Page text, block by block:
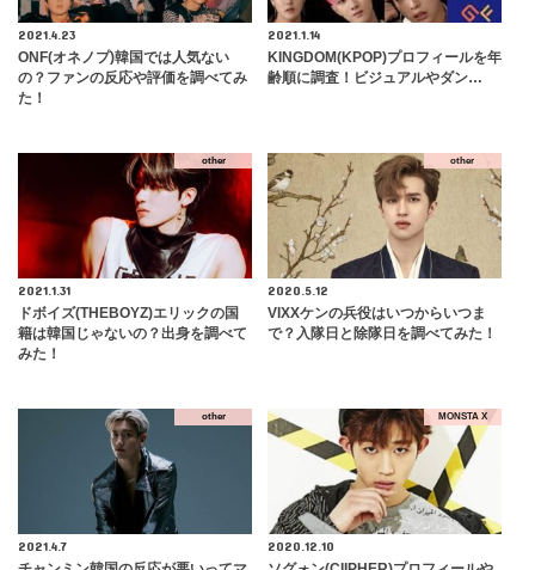
2021.4.23
ONF(オネノプ)韓国では人気ない
の？ファンの反応や評価を調べてみ
た！
2021.1.14
​KINGDOM(KPOP)プロフィールを年
齢順に調査！ビジュアルやダン…
other
2021.1.31
ドボイズ(THEBOYZ)エリックの国
籍は韓国じゃないの？出身を調べて
みた！
other
2020.5.12
VIXXケンの兵役はいつからいつま
で？入隊日と除隊日を調べてみた！
other
2021.4.7
MONSTA X
2020.12.10